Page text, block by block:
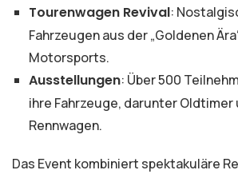
Tourenwagen Revival:
Fahrzeugen aus der „Goldenen
Motorsports.
Ausstellungen: Über 500
ihre Fahrzeuge, darunter
Rennwagen.
Das Event kombiniert spektakuläre